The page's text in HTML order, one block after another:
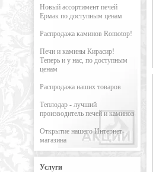
Новый ассортимент печей
Ермак по доступным ценам
Распродажа каминов Romotop!
Печи и камины Кирасир!
Теперь и у нас, по доступным
ценам
Распродажа наших товаров
Теплодар - лучший
производитель печей и каминов
Открытие нашего Интернет-
магазина
Услуги